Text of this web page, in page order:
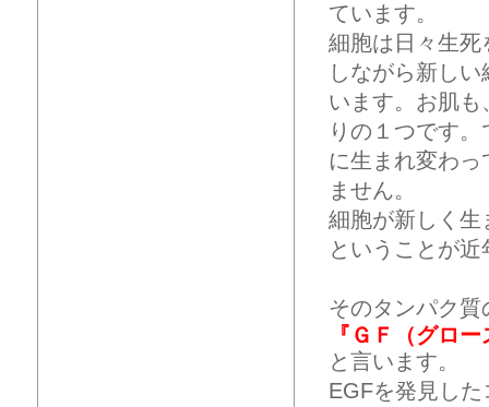
ています。
細胞は日々生死
しながら新し
います。お肌
りの１つです
に生まれ変わ
ません。
細胞が新しく生
ということが
そのタンパク質
『ＧＦ（グロ
と言います。
EGFを発見し